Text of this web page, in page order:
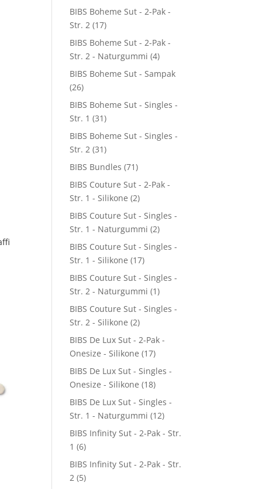
BIBS Boheme Sut - 2-Pak -
Str. 2 (17)
BIBS Boheme Sut - 2-Pak -
Str. 2 - Naturgummi (4)
BIBS Boheme Sut - Sampak
(26)
BIBS Boheme Sut - Singles -
Str. 1 (31)
BIBS Boheme Sut - Singles -
Str. 2 (31)
BIBS Bundles (71)
BIBS Couture Sut - 2-Pak -
Str. 1 - Silikone (2)
BIBS Couture Sut - Singles -
Str. 1 - Naturgummi (2)
BIBS Couture Sut - Singles -
Str. 1 - Silikone (17)
BIBS Couture Sut - Singles -
Str. 2 - Naturgummi (1)
BIBS Couture Sut - Singles -
Str. 2 - Silikone (2)
BIBS De Lux Sut - 2-Pak -
Onesize - Silikone (17)
BIBS De Lux Sut - Singles -
Onesize - Silikone (18)
BIBS De Lux Sut - Singles -
Str. 1 - Naturgummi (12)
BIBS Infinity Sut - 2-Pak - Str.
1 (6)
BIBS Infinity Sut - 2-Pak - Str.
2 (5)